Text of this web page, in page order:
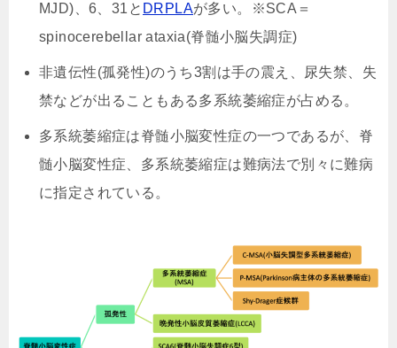
MJD)、6、31と DRPLAが多い。※SCA＝
spinocerebellar ataxia(脊髄小脳失調症)
非遺伝性(孤発性)のうち3割は手の震え、尿失禁、失
禁などが出ることもある多系統萎縮症が占める。
多系統萎縮症は脊髄小脳変性症の一つであるが、脊
髄小脳変性症、多系統萎縮症は難病法で別々に難病
に指定されている。